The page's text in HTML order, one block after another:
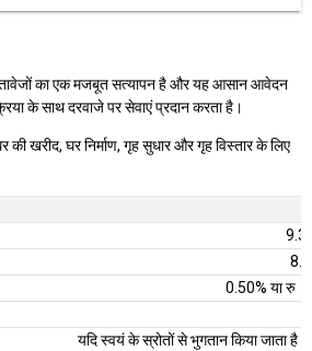
का एक मजबूत सत्यापन है और यह आसान आवेदन
के साथ दरवाजे पर सेवाएं प्रदान करता है।
की खरीद, घर निर्माण, गृह सुधार और गृह विस्तार के लिए
0.50% या रु।
यदि स्वयं के स्रोतों से भुगतान किया जाता है